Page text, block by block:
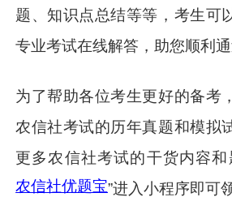
题、知识点总结等等，考生可
专业考试在线解答，助您顺利通
为了帮助各位考生更好的备考
农信社考试的历年真题和模拟
更多农信社考试的干货内容和
农信社优题宝”进入小程序即可